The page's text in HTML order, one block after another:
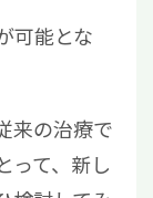
可能とな
来の治療で
って、新し